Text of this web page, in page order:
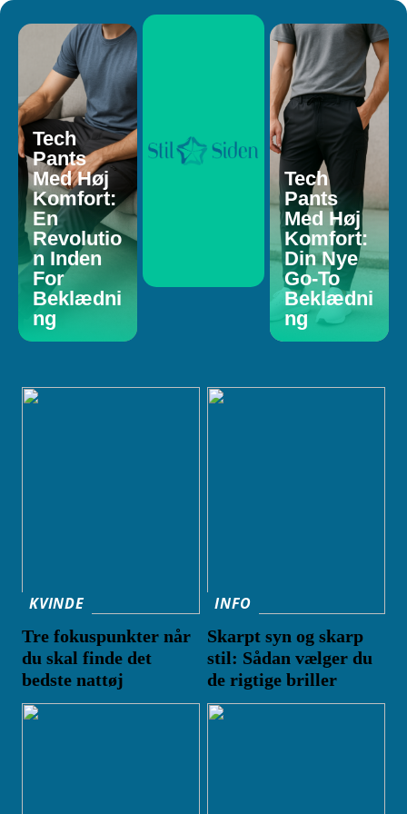
Tech
Pants
Med Høj
Komfort:
En
Revolutio
n Inden
For
Beklædni
ng
Tech
Pants
Med Høj
Komfort:
Din Nye
Go-To
Beklædni
ng
KVINDE
Tre fokuspunkter når
du skal finde det
bedste nattøj
INFO
Skarpt syn og skarp
stil: Sådan vælger du
de rigtige briller